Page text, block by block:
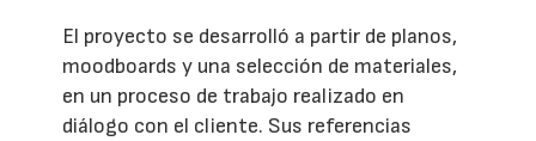
El proyecto se desarrolló a partir de planos,
moodboards y una selección de materiales,
en un proceso de trabajo realizado en
diálogo con el cliente. Sus referencias